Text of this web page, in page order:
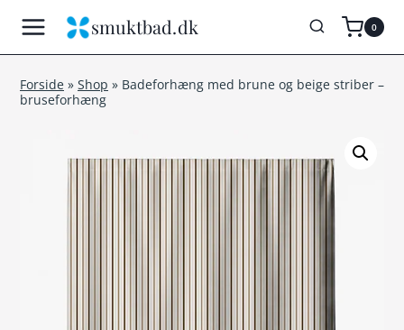
indhold
smuktbad.dk 0
Forside » Shop » Badeforhæng med brune og beige striber –
bruseforhæng